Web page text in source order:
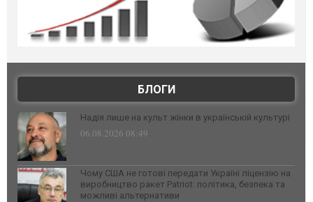
БЛОГИ
Надія лише на культ жінки в українській культурі
06.08.2026 08:49
Чому США не готові передати Україні ліцензію на
виробництво ракет Patriot: політика, безпека та
можливі альтернативи